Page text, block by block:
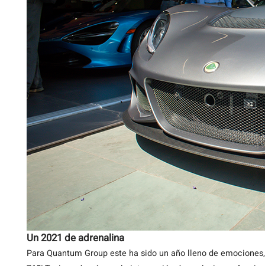
Un 2021 de adrenalina
Para Quantum Group este ha sido un año lleno de